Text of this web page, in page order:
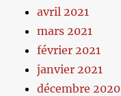
avril 2021
mars 2021
février 2021
janvier 2021
décembre 2020